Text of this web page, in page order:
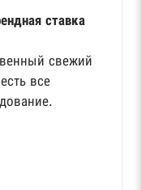
ставка
свежий
все